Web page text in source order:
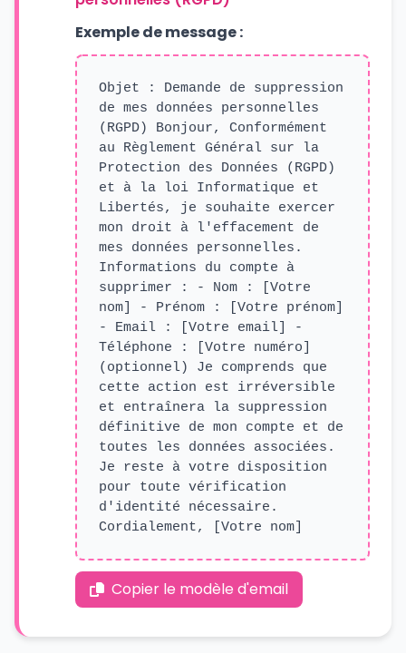
Exemple de message :
Objet : Demande de suppression
de mes données personnelles
(RGPD) Bonjour, Conformément
au Règlement Général sur la
Protection des Données (RGPD)
et à la loi Informatique et
Libertés, je souhaite exercer
mon droit à l'effacement de
mes données personnelles.
Informations du compte à
supprimer : - Nom : [Votre
nom] - Prénom : [Votre prénom]
- Email : [Votre email] -
Téléphone : [Votre numéro]
(optionnel) Je comprends que
cette action est irréversible
et entraînera la suppression
définitive de mon compte et de
toutes les données associées.
Je reste à votre disposition
pour toute vérification
d'identité nécessaire.
Cordialement, [Votre nom]
Copier le modèle d'email